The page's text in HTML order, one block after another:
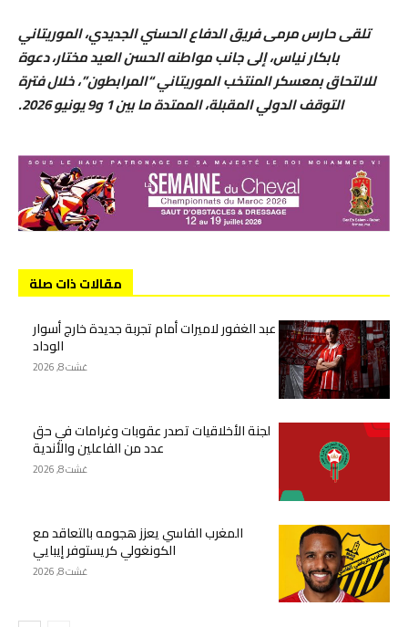
تلقى حارس مرمى فريق الدفاع الحسني الجديدي، الموريتاني
بابكار نياس، إلى جانب مواطنه الحسن العيد مختار، دعوة
للالتحاق بمعسكر المنتخب الموريتاني “المرابطون”، خلال فترة
التوقف الدولي المقبلة، الممتدة ما بين 1 و9 يونيو 2026.
مقالات ذات صلة
عبد الغفور لاميرات أمام تجربة جديدة خارج أسوار
الوداد
غشت 8, 2026
لجنة الأخلاقيات تصدر عقوبات وغرامات في حق
عدد من الفاعلين والأندية
غشت 8, 2026
المغرب الفاسي يعزز هجومه بالتعاقد مع
الكونغولي كريستوفر إيبايي
غشت 8, 2026